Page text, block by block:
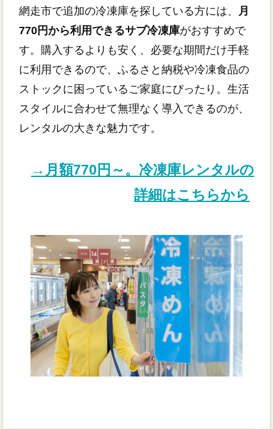
網走市で追加の冷凍庫を探している方には、
月
770円から利用できるサブ冷凍庫がおすすめで
す。購入するよりも安く、必要な期間だけ手軽
に利用できるので、ふるさと納税や冷凍食品の
ストックに困っているご家庭にぴったり。生活
スタイルに合わせて無理なく導入できるのが、
レンタルの大きな魅力です。
→月額770円～。冷凍庫レンタルの
詳細はこちらから